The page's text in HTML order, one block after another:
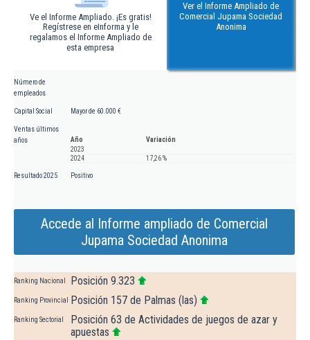
Ve el Informe Ampliado. ¡Es gratis!
Regístrese en eInforma y le
regalamos el Informe Ampliado de
esta empresa
Ver el Informe Ampliado de
Comercial Jupama Sociedad
Anonima
Número de
empleados
Capital Social Mayor de 60.000 €
Ventas últimos
años
Año
Variación
2023
2024
17,26 %
Resultado 2025 Positivo
Accede al Informe ampliado de Comercial
Jupama Sociedad Anonima
Ranking Nacional Posición 9.323
Ranking Provincial Posición 157 de Palmas (las)
Ranking Sectorial
Posición 63 de Actividades de juegos de azar y
apuestas